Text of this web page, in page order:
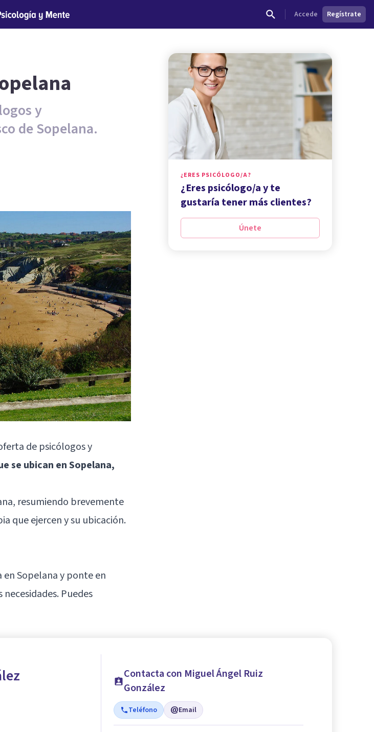
Accede Regístrate
y
de Sopelana.
de psicólogos y
se ubican en Sopelana,
resumiendo brevemente
que ejercen y su ubicación.
Sopelana y ponte en
Puedes
¿ERES PSICÓLOGO/A?
¿Eres psicólogo/a y te
gustaría tener más clientes?
Únete
Contacta con Miguel Ángel Ruiz
González
Teléfono Email